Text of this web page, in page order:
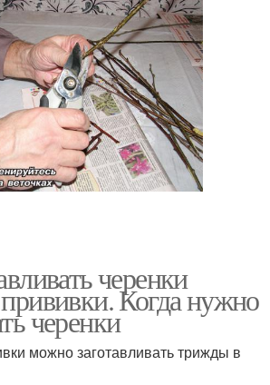
черенки
Когда нужно
черенки
можно заготавливать трижды в